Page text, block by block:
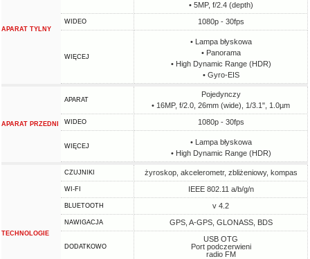
APARAT TYLNY
• 5MP, f/2.4 (depth)
WIDEO 1080p - 30fps
WIĘCEJ
• Lampa błyskowa
• Panorama
• High Dynamic Range (HDR)
• Gyro-EIS
APARAT PRZEDNI
APARAT
Pojedynczy
• 16MP, f/2.0, 26mm (wide), 1/3.1", 1.0µm
WIDEO 1080p - 30fps
WIĘCEJ
• Lampa błyskowa
• High Dynamic Range (HDR)
TECHNOLOGIE
CZUJNIKI żyroskop, akcelerometr, zbliżeniowy, kompas
WI-FI IEEE 802.11 a/b/g/n
BLUETOOTH v 4.2
NAWIGACJA GPS, A-GPS, GLONASS, BDS
DODATKOWO
USB OTG
Port podczerwieni
radio FM